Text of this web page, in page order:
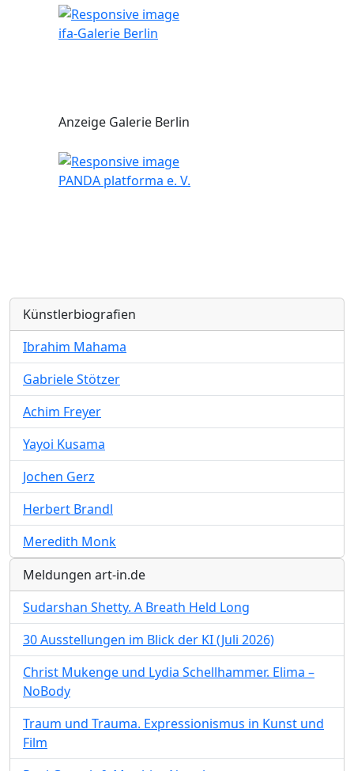
ifa-Galerie Berlin
Anzeige Galerie Berlin
PANDA platforma e. V.
Künstlerbiografien
Ibrahim Mahama
Gabriele Stötzer
Achim Freyer
Yayoi Kusama
Jochen Gerz
Herbert Brandl
Meredith Monk
Meldungen art-in.de
Sudarshan Shetty. A Breath Held Long
30 Ausstellungen im Blick der KI (Juli 2026)
Christ Mukenge und Lydia Schellhammer. Elima –
NoBody
Traum und Trauma. Expressionismus in Kunst und
Film